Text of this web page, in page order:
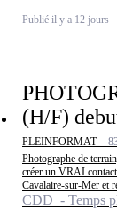
Publié il y a 12 jours
(H/F)
PLEINFORMAT -
Photographe de
créer un VRAI
Cavalaire-sur-Mer et
CDD - Temps